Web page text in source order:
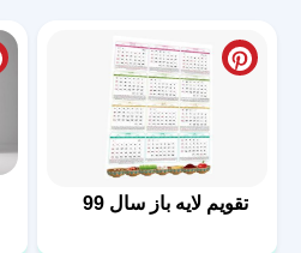
تقویم لایه باز سال 99